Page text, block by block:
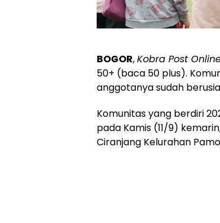
BOGOR,Kobra Post
50+ (baca 50 plus).
anggotanya sudah
Komunitas yang berdiri
pada Kamis (11/9)
Ciranjang Kelurahan